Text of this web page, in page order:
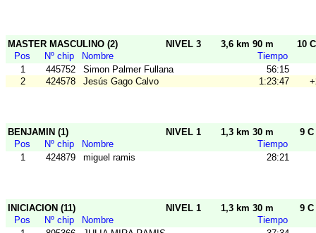
MASTER MASCULINO (2) NIVEL 3 3,6 km 90 m
10 C
Pos
Nº chip Nombre
Tiempo
1
445752 Simon Palmer Fullana
56:15
2
424578 Jesús Gago Calvo 1:23:47
BENJAMIN (1) NIVEL 1 1,3 km 30 m
9 C
Pos
Nº chip Nombre
Tiempo
1
424879 miguel ramis 28:21
INICIACION (11) NIVEL 1 1,3 km 30 m
9 C
Pos
Nº chip Nombre
Tiempo